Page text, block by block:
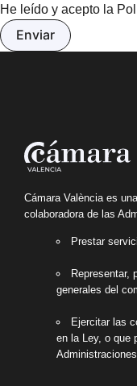
He leído y acepto la
Cámara València es
colaboradora de las
Prestar
Representar,
generales del
Ejercitar las
en la Ley, o que